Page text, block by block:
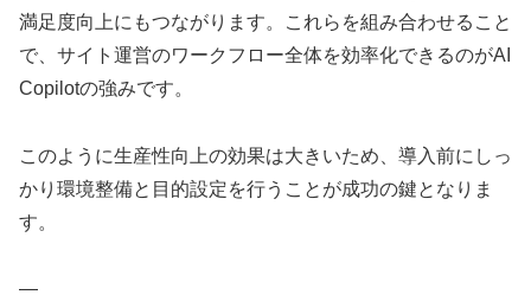
満足度向上にもつながります。これらを組み合わせること
で、サイト運営のワークフロー全体を効率化できるのがAI
Copilotの強みです。
このように生産性向上の効果は大きいため、導入前にしっ
かり環境整備と目的設定を行うことが成功の鍵となりま
す。
—